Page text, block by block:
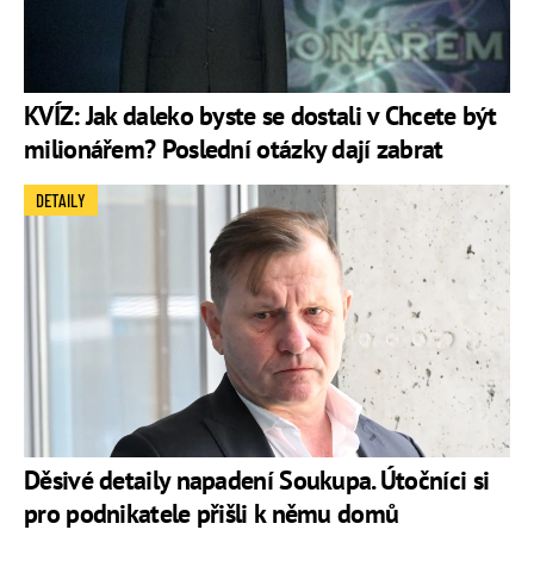
KVÍZ: Jak daleko byste se dostali v Chcete být
milionářem? Poslední otázky dají zabrat
Děsivé detaily napadení Soukupa. Útočníci si
pro podnikatele přišli k němu domů
DETAILY